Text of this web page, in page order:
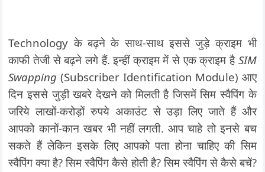
Technology के बढ़ने के साथ-साथ इससे जुड़े क्राइम भी
काफी तेजी से बढ़ने लगे हैं. इन्हीं क्राइम में से एक क्राइम है SIM
Swapping (Subscriber Identification Module) आए
दिन इससे जुड़ी खबरे देखने को मिलती है जिसमें सिम स्वैपिंग के
जरिये लाखों-करोड़ों रुपये अकाउंट से उड़ा लिए जाते हैं और
आपको कानों-कान खबर भी नहीं लगती. आप चाहे तो इनसे बच
सकते हैं लेकिन इसके लिए आपको पता होना चाहिए की सिम
स्वैपिंग क्या है? सिम स्वैपिंग कैसे होती है? सिम स्वैपिंग से कैसे बचें?